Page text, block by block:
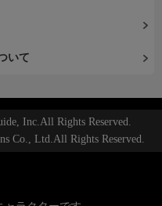
いて
Inc.All Rights Reserved.
Co., Ltd.All Rights Reserved.